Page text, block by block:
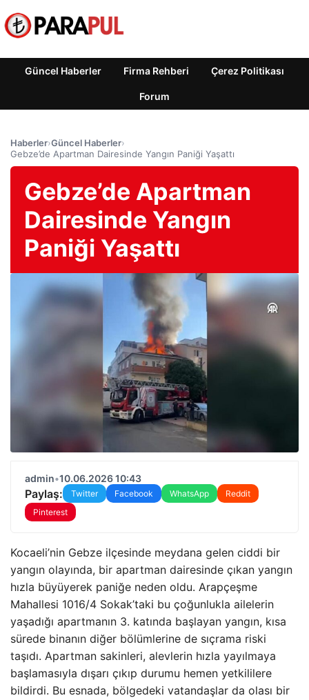
Güncel Haberler Firma Rehberi Çerez Politikası
Forum
Haberler›Güncel Haberler›
Gebze’de Apartman Dairesinde Yangın Paniği Yaşattı
Gebze’de Apartman
Dairesinde Yangın
Paniği Yaşattı
admin•10.06.2026 10:43
Paylaş: Twitter Facebook WhatsApp
Reddit
Pinterest
Kocaeli’nin Gebze ilçesinde meydana gelen ciddi bir
yangın olayında, bir apartman dairesinde çıkan yangın
hızla büyüyerek paniğe neden oldu. Arapçeşme
Mahallesi 1016/4 Sokak’taki bu çoğunlukla ailelerin
yaşadığı apartmanın 3. katında başlayan yangın, kısa
sürede binanın diğer bölümlerine de sıçrama riski
taşıdı. Apartman sakinleri, alevlerin hızla yayılmaya
başlamasıyla dışarı çıkıp durumu hemen yetkililere
bildirdi. Bu esnada, bölgedeki vatandaşlar da olası bir